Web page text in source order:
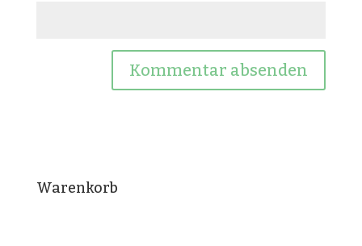
Warenkorb